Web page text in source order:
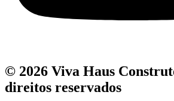
© 2026 Viva Haus
direitos reservados